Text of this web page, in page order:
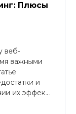
Плюсы
веб-
важными
и
их эффек...